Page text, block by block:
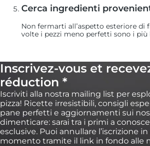
Cerca ingredienti
Non fermarti all’aspetto esteriore di
volte i pezzi meno perfetti sono i più
Inscrivez-vous et
réduction *
Iscriviti alla nostra mailing list per
pizza! Ricette irresistibili, consigli
pane perfetti e aggiornamenti sui
dimenticare: sarai tra i primi a
esclusive. Puoi annullare l’iscrizione in
momento tramite il link in fondo alle